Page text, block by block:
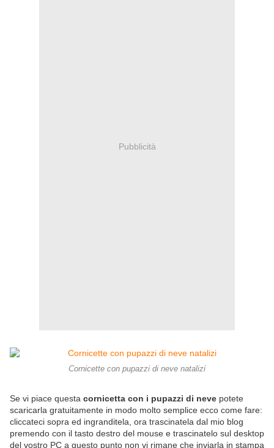
Pubblicità
Cornicette con pupazzi di neve natalizi
Se vi piace questa cornicetta con i pupazzi di neve potete
scaricarla gratuitamente in modo molto semplice ecco come fare:
cliccateci sopra ed ingranditela, ora trascinatela dal mio blog
premendo con il tasto destro del mouse e trascinatelo sul desktop
del vostro PC a questo punto non vi rimane che inviarla in stampa